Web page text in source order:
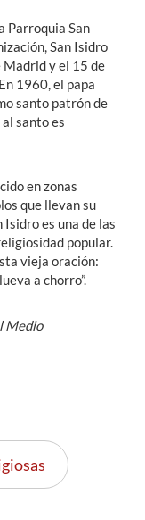
Parroquia San
San Isidro
Madrid y el 15 de
1960, el papa
santo patrón de
santo es
en zonas
que llevan su
Isidro es una de las
popular.
vieja oración:
a chorro”.
Medio